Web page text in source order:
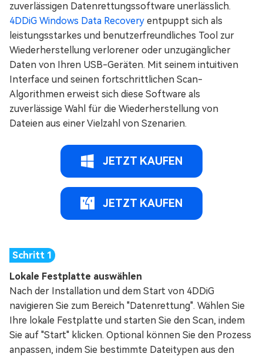
zuverlässigen Datenrettungssoftware unerlässlich.
4DDiG Windows Data Recovery entpuppt sich als
leistungsstarkes und benutzerfreundliches Tool zur
Wiederherstellung verlorener oder unzugänglicher
Daten von Ihren USB-Geräten. Mit seinem intuitiven
Interface und seinen fortschrittlichen Scan-
Algorithmen erweist sich diese Software als
zuverlässige Wahl für die Wiederherstellung von
Dateien aus einer Vielzahl von Szenarien.
JETZT KAUFEN
JETZT KAUFEN
Lokale Festplatte auswählen
Nach der Installation und dem Start von 4DDiG
navigieren Sie zum Bereich "Datenrettung". Wählen Sie
Ihre lokale Festplatte und starten Sie den Scan, indem
Sie auf "Start" klicken. Optional können Sie den Prozess
anpassen, indem Sie bestimmte Dateitypen aus den